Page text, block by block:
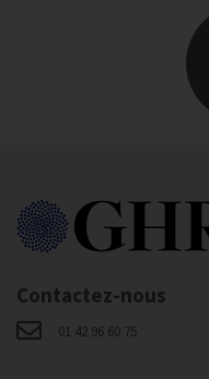
Contactez-nous
01 42 96 60 75